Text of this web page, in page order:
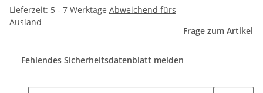
Lieferzeit: 5 - 7 Werktage Abweichend fürs
Ausland
Frage zum Artikel
Fehlendes Sicherheitsdatenblatt melden